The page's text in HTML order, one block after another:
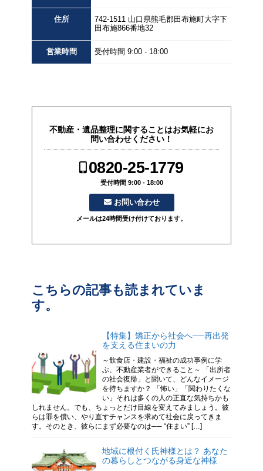
住所 742-1511 山口県熊毛郡田布施町大字下
田布施866番地32
営業時間 受付時間 9:00 - 18:00
不動産・遺品整理に関することはお気軽にお
問い合わせください！
0820-25-1779
受付時間 9:00 - 18:00
お問い合わせ
メールは24時間受け付けております。
こちらの記事も読まれていま
す。
【特集】矯正から社会へ──再出発
を支える住まいの力
～飲食店・建設・福祉の成功事例に学
ぶ、不動産業者ができること～ 「出所者
の社会復帰」と聞いて、どんなイメージ
を持ちますか？ 「怖い」「関わりたくな
い」それは多くの人の正直な気持ちかも
しれません。でも、ちょっとだけ目線を変えてみましょう。彼
らは罪を償い、やり直すチャンスを求めて社会に戻ってきま
す。そのとき、彼らにまず必要なのは── “住まい” […]
地域に根付く氏神様とは？ あなた
の暮らしとつながる身近な神様